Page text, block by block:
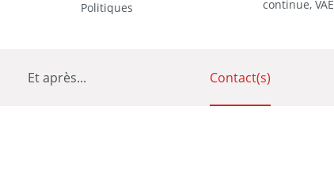
Politiques
continue, VAE
Et après... Contact(s)